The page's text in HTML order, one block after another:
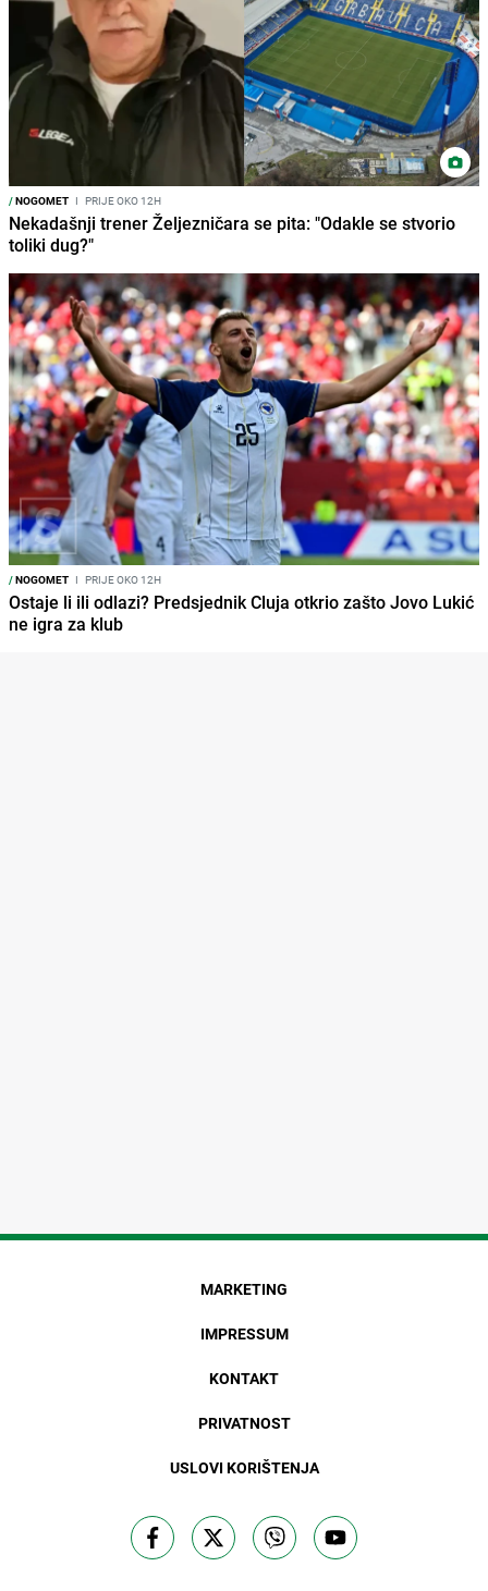
/NOGOMET I PRIJE OKO 12H
Nekadašnji trener Željezničara se pita: "Odakle se stvorio
toliki dug?"
/NOGOMET I PRIJE OKO 12H
Ostaje li ili odlazi? Predsjednik Cluja otkrio zašto Jovo Lukić
ne igra za klub
MARKETING
IMPRESSUM
KONTAKT
PRIVATNOST
USLOVI KORIŠTENJA